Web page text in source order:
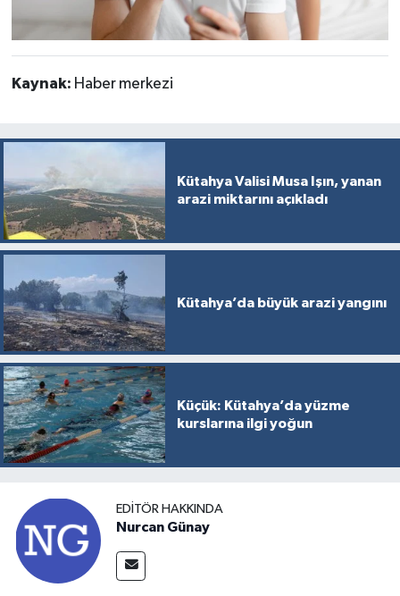
Kaynak: Haber merkezi
Kütahya Valisi Musa Işın, yanan
arazi miktarını açıkladı
Kütahya’da büyük arazi yangını
Küçük: Kütahya’da yüzme
kurslarına ilgi yoğun
EDITÖR HAKKINDA
Nurcan Günay